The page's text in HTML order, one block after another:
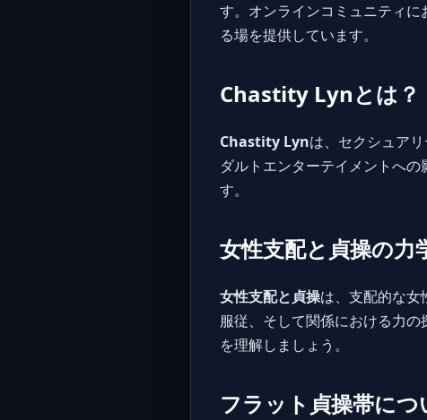
す。オンラインコミュニティ
る場を提供しています。
Chastity Lynとは？
Chastity Lynは、セクシュア
ダルトエンターテイメントへ
す。
女性支配と貞操の力
女性支配と貞操は、支配的な女
服従、そして関係における力
を理解しましょう。
フラット貞操帯につ